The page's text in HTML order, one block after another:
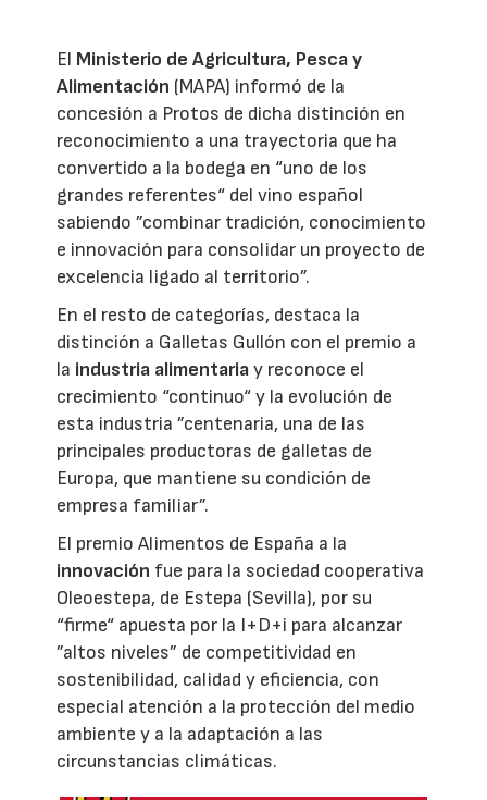
El Ministerio de Agricultura, Pesca y
Alimentación (MAPA) informó de la
concesión a Protos de dicha distinción en
reconocimiento a una trayectoria que ha
convertido a la bodega en “uno de los
grandes referentes“ del vino español
sabiendo ”combinar tradición, conocimiento
e innovación para consolidar un proyecto de
excelencia ligado al territorio”.
En el resto de categorías, destaca la
distinción a Galletas Gullón con el premio a
la industria alimentariay reconoce el
crecimiento “continuo“ y la evolución de
esta industria ”centenaria, una de las
principales productoras de galletas de
Europa, que mantiene su condición de
empresa familiar”.
El premio Alimentos de España a la
innovación fue para la sociedad cooperativa
Oleoestepa, de Estepa (Sevilla), por su
“firme“ apuesta por la I+D+i para alcanzar
”altos niveles” de competitividad en
sostenibilidad, calidad y eficiencia, con
especial atención a la protección del medio
ambiente y a la adaptación a las
circunstancias climáticas.